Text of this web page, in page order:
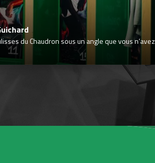
du Chaudron sous un angle que vous n’avez